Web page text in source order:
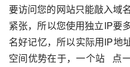
要访问您的网站只能敲入域
紧张，所以您使用独立IP要
名好记忆，所以实际用IP地
空间优势在于，一个站   点